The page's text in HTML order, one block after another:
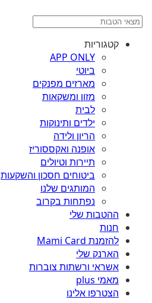
קטגוריות
APP ONLY
ביוטי
מארזים מפנקים
מזון ומשקאות
לבית
ילדים ותינוקות
הריון ולידה
אופנה ואקססוריז
תיירות וטיולים
ביטוחים חסכון והשקעות
המותגים שלנו
נפתחות בקרוב
ההטבות שלי
חנות
להזמנת Mami Card
הארנק שלי
אשראי ורשתות צוברות
מאמי plus
הצטרפו אלינו